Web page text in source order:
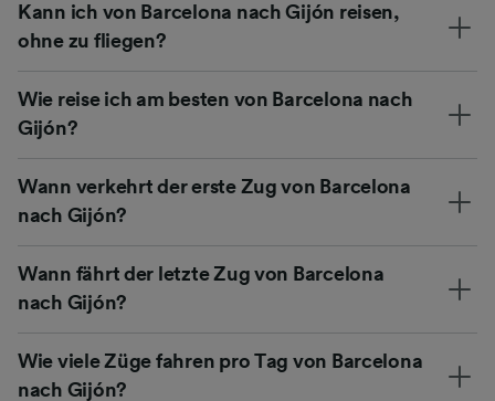
Kann ich von Barcelona nach Gijón reisen,
ohne zu fliegen?
Wie reise ich am besten von Barcelona nach
Gijón?
Wann verkehrt der erste Zug von Barcelona
nach Gijón?
Wann fährt der letzte Zug von Barcelona
nach Gijón?
Wie viele Züge fahren pro Tag von Barcelona
nach Gijón?